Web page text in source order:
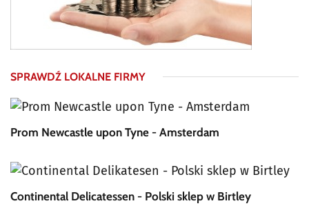
SPRAWDŹ LOKALNE FIRMY
Prom Newcastle upon Tyne - Amsterdam
Continental Delicatessen - Polski sklep w Birtley